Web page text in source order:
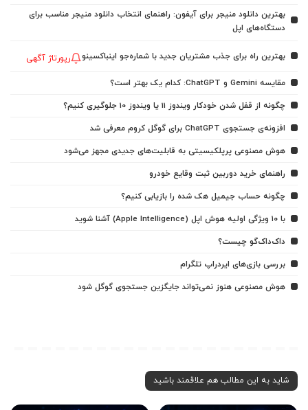
بهترین دانلود منیجر برای آیفون: راهنمای انتخاب دانلود منیجر مناسب برای
دستگاه‌های اپل
بهترین راه برای جذب مشتریان جدید با شماره‌جو اینباکسینو رپورتاژ آگهی
مقایسه Gemini و ChatGPT: کدام یک بهتر است؟
چگونه از قفل شدن خودکار ویندوز 11 یا ویندوز 10 جلوگیری کنیم؟
افزونه‌ی جستجوی ChatGPT برای گوگل کروم معرفی شد
هوش مصنوعی پرپلکیسیتی به قابلیت‌های جدیدی مجهز می‌شود
راهنمای خرید دوربین ثبت وقایع خودرو
چگونه حساب جیمیل هک شده را بازیابی کنیم؟
با ۱۰ ویژگی اولیه هوش اپل (Apple Intelligence) آشنا شوید
داک‌داک‌گو چیست؟
بررسی بازی‌های ایردراپ تلگرام
هوش مصنوعی هنوز نمی‌تواند جایگزین جستجوی گوگل شود
شاید به این مطالب هم علاقمند باشید